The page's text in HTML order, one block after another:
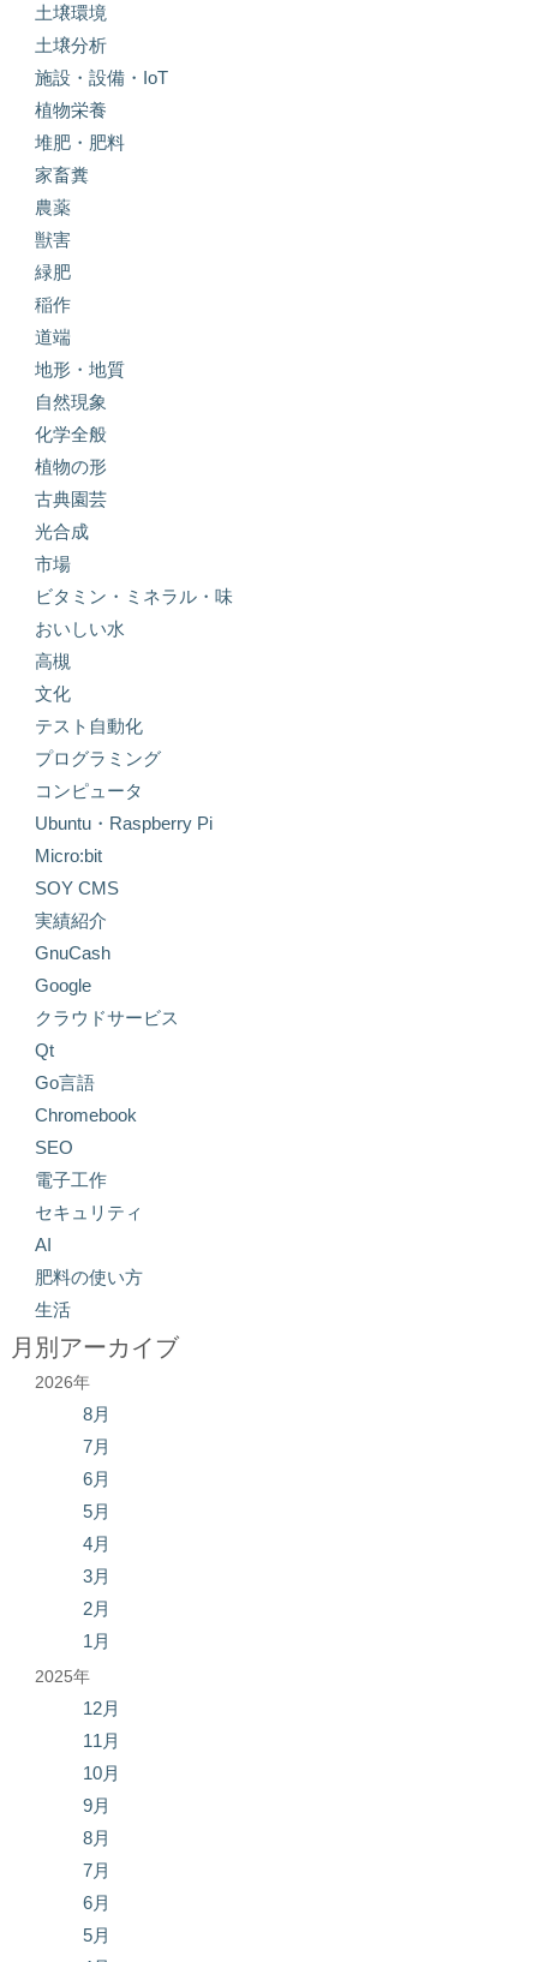
土壌環境
土壌分析
施設・設備・IoT
植物栄養
堆肥・肥料
家畜糞
農薬
獣害
緑肥
稲作
道端
地形・地質
自然現象
化学全般
植物の形
古典園芸
光合成
市場
ビタミン・ミネラル・味
おいしい水
高槻
文化
テスト自動化
プログラミング
コンピュータ
Ubuntu・Raspberry Pi
Micro:bit
SOY CMS
実績紹介
GnuCash
Google
クラウドサービス
Qt
Go言語
Chromebook
SEO
電子工作
セキュリティ
AI
肥料の使い方
生活
月別アーカイブ
2026年
8月
7月
6月
5月
4月
3月
2月
1月
2025年
12月
11月
10月
9月
8月
7月
6月
5月